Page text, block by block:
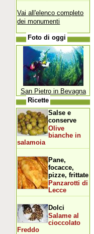
Vai all'elenco completo
dei monumenti
Foto di oggi
San Pietro in Bevagna
Ricette
Salse e
conserve
Olive
bianche in
salamoia
Pane,
focacce,
pizze, frittate
Panzarotti di
Lecce
Dolci
Salame al
cioccolato
Freddo